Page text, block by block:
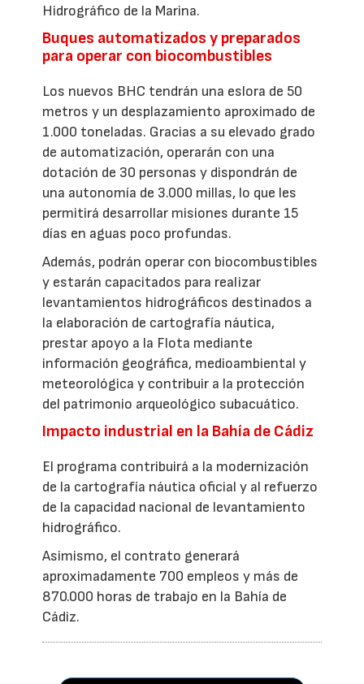
Hidrográfico de la Marina.
Buques automatizados y preparados
para operar con biocombustibles
Los nuevos BHC tendrán una eslora de 50
metros y un desplazamiento aproximado de
1.000 toneladas. Gracias a su elevado grado
de automatización, operarán con una
dotación de 30 personas y dispondrán de
una autonomía de 3.000 millas, lo que les
permitirá desarrollar misiones durante 15
días en aguas poco profundas.
Además, podrán operar con biocombustibles
y estarán capacitados para realizar
levantamientos hidrográficos destinados a
la elaboración de cartografía náutica,
prestar apoyo a la Flota mediante
información geográfica, medioambiental y
meteorológica y contribuir a la protección
del patrimonio arqueológico subacuático.
Impacto industrial en la Bahía de Cádiz
El programa contribuirá a la modernización
de la cartografía náutica oficial y al refuerzo
de la capacidad nacional de levantamiento
hidrográfico.
Asimismo, el contrato generará
aproximadamente 700 empleos y más de
870.000 horas de trabajo en la Bahía de
Cádiz.